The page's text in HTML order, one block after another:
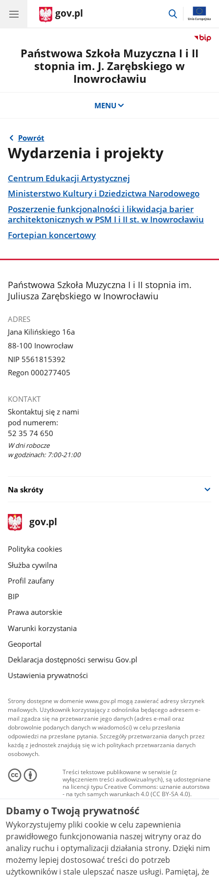
gov.pl
przejdź
Państwowa Szkoła Muzyczna I i II
stopnia im. J. Zarębskiego w
Inowrocławiu
MENU
Powrót
Wydarzenia i projekty
Centrum Edukacji Artystycznej
Ministerstwo Kultury i Dziedzictwa Narodowego
Poszerzenie funkcjonalności i likwidacja barier
architektonicznych w PSM I i II st. w Inowrocławiu
Fortepian koncertowy
stopka
Państwowa Szkoła Muzyczna I i II stopnia im.
Juliusza Zarębskiego w Inowrocławiu
ADRES
Jana Kilińskiego 16a
88-100 Inowrocław
NIP 5561815392
Regon 000277405
KONTAKT
Skontaktuj się z nami
pod numerem:
52 35 74 650
W dni robocze
w godzinach: 7:00-21:00
Na skróty
stopka
gov.pl
Strona
gov.pl
gov.pl
Polityka cookies
Służba cywilna
Profil zaufany
BIP
Prawa autorskie
Warunki korzystania
Geoportal
Deklaracja dostępności serwisu Gov.pl
Ustawienia prywatności
Strony dostępne w domenie www.gov.pl mogą zawierać adresy skrzynek
mailowych. Użytkownik korzystający z odnośnika będącego adresem e-
mail zgadza się na przetwarzanie jego danych (adres e-mail oraz
dobrowolnie podanych danych w wiadomości) w celu przesłania
odpowiedzi na przesłane pytania. Szczegóły przetwarzania danych przez
każdą z jednostek znajdują się w ich politykach przetwarzania danych
osobowych.
Treści tekstowe publikowane w serwisie (z
wyłączeniem treści audiowizualnych), są udostępniane
na licencji typu Creative Commons: uznanie autorstwa
- na tych samych warunkach 4.0 (CC BY-SA 4.0).
Materiały audiowizualne, w tym zdjęcia, materiały
audio i wideo, są udostępniane na licencji typu
Creative Commons: uznanie autorstwa użycie
niekomercyjne - bez utworów zależnych 4.0 (CC BY-
NC-ND 4.0), o ile nie jest to stwierdzone inaczej.
Dbamy o Twoją prywatność
Wykorzystujemy pliki cookie w celu zapewnienia
prawidłowego funkcjonowania naszej witryny oraz do
analizy ruchu i optymalizacji działania strony. Dzięki nim
możemy lepiej dostosować treści do potrzeb
użytkowników i stale ulepszać nasze usługi. Pamiętaj, że